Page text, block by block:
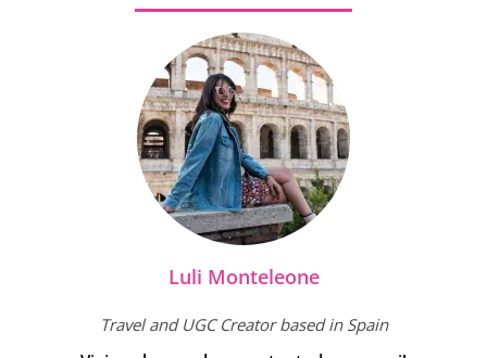
Luli Monteleone
Travel and UGC Creator based in Spain